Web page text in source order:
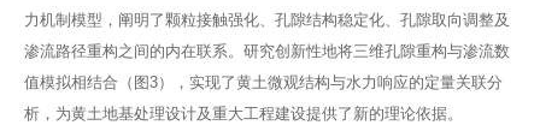
力机制模型，阐明了颗粒接触强化、孔隙结构稳定化、孔隙取向调整及
渗流路径重构之间的内在联系。研究创新性地将三维孔隙重构与渗流数
值模拟相结合（图3），实现了黄土微观结构与水力响应的定量关联分
析，为黄土地基处理设计及重大工程建设提供了新的理论依据。